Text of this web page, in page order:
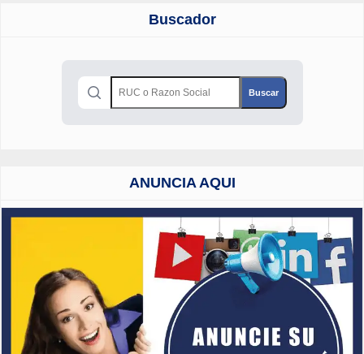
Buscador
ANUNCIA AQUI